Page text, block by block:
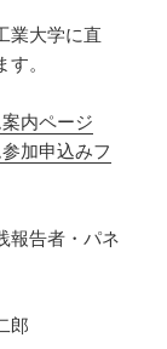
業大学に直
。
内ページ
加申込みフ
報告者・パネ
郎